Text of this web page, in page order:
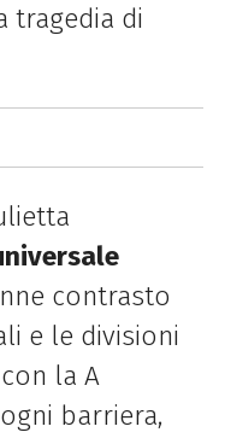
tragedia di
contrasto
e le divisioni
la A
barriera,